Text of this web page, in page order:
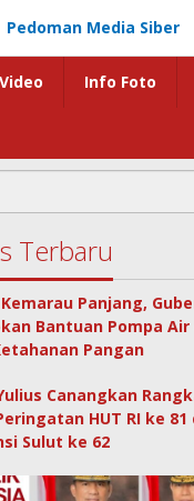
Pedoman Media Siber
Info Foto
Terbaru
Panjang,
Bantuan Pompa Air
Pangan
Canangkan
HUT RI ke 81
Sulut ke 62